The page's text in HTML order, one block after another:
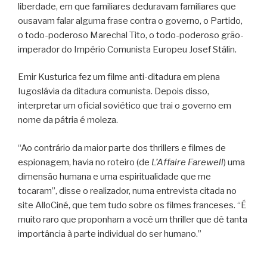
liberdade, em que familiares deduravam familiares que
ousavam falar alguma frase contra o governo, o Partido,
o todo-poderoso Marechal Tito, o todo-poderoso grão-
imperador do Império Comunista Europeu Josef Stálin.
Emir Kusturica fez um filme anti-ditadura em plena
Iugoslávia da ditadura comunista. Depois disso,
interpretar um oficial soviético que trai o governo em
nome da pátria é moleza.
“Ao contrário da maior parte dos thrillers e filmes de
espionagem, havia no roteiro (de L’Affaire Farewell) uma
dimensão humana e uma espiritualidade que me
tocaram”, disse o realizador, numa entrevista citada no
site AlloCiné, que tem tudo sobre os filmes franceses. “É
muito raro que proponham a você um thriller que dê tanta
importância à parte individual do ser humano.”